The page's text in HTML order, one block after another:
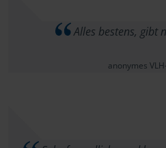
Alles bestens, gibt
anonymes